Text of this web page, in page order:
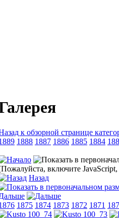
к обзорной странице
1888 1887 1886 1885 1884
включите
Назад
1875 1874 1873 1872 1871